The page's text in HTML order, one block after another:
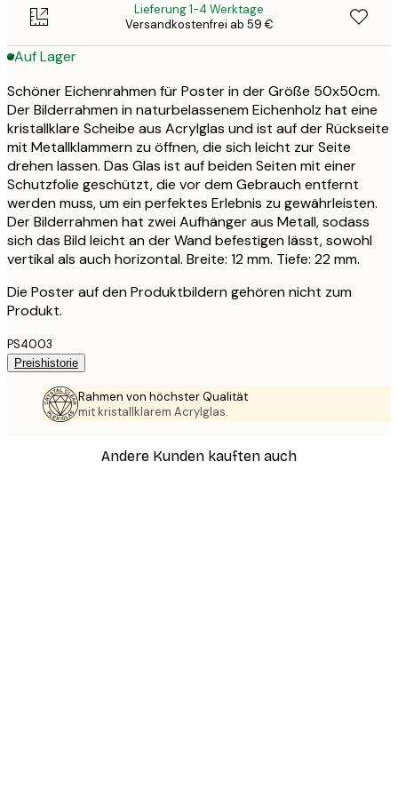
Lieferung 1-4 Werktage
Versandkostenfrei ab 59 €
Auf Lager
Schöner Eichenrahmen für Poster in der Größe 50x50cm.
Der Bilderrahmen in naturbelassenem Eichenholz hat eine
kristallklare Scheibe aus Acrylglas und ist auf der Rückseite
mit Metallklammern zu öffnen, die sich leicht zur Seite
drehen lassen. Das Glas ist auf beiden Seiten mit einer
Schutzfolie geschützt, die vor dem Gebrauch entfernt
werden muss, um ein perfektes Erlebnis zu gewährleisten.
Der Bilderrahmen hat zwei Aufhänger aus Metall, sodass
sich das Bild leicht an der Wand befestigen lässt, sowohl
vertikal als auch horizontal. Breite: 12 mm. Tiefe: 22 mm.
Die Poster auf den Produktbildern gehören nicht zum
Produkt.
PS4003
Preishistorie
Rahmen von höchster Qualität
mit kristallklarem Acrylglas.
Andere Kunden kauften auch